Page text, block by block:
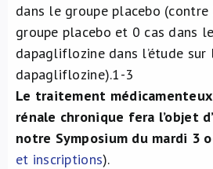
dans le groupe placebo
groupe placebo et 0 cas dans
dapagliflozine dans l’étude sur
dapagliflozine).1-3
Le traitement
rénale chronique fera l’objet
notre Symposium du mardi 3
et inscriptions).